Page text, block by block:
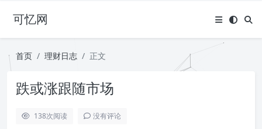
可忆网
首页 理财日志 正文
跌或涨跟随市场
138次阅读 没有评论